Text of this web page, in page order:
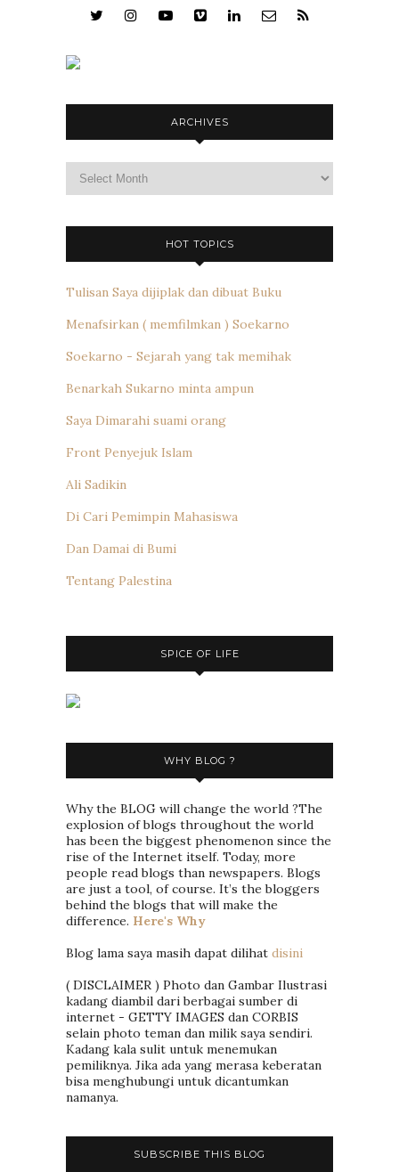
ARCHIVES
HOT TOPICS
Tulisan Saya dijiplak dan dibuat Buku
Menafsirkan ( memfilmkan ) Soekarno
Soekarno - Sejarah yang tak memihak
Benarkah Sukarno minta ampun
Saya Dimarahi suami orang
Front Penyejuk Islam
Ali Sadikin
Di Cari Pemimpin Mahasiswa
Dan Damai di Bumi
Tentang Palestina
SPICE OF LIFE
WHY BLOG ?
Why the BLOG will change the world ?The
explosion of blogs throughout the world
has been the biggest phenomenon since the
rise of the Internet itself. Today, more
people read blogs than newspapers. Blogs
are just a tool, of course. It’s the bloggers
behind the blogs that will make the
difference. Here's Why
Blog lama saya masih dapat dilihat disini
( DISCLAIMER ) Photo dan Gambar Ilustrasi
kadang diambil dari berbagai sumber di
internet - GETTY IMAGES dan CORBIS
selain photo teman dan milik saya sendiri.
Kadang kala sulit untuk menemukan
pemiliknya. Jika ada yang merasa keberatan
bisa menghubungi untuk dicantumkan
namanya.
SUBSCRIBE THIS BLOG